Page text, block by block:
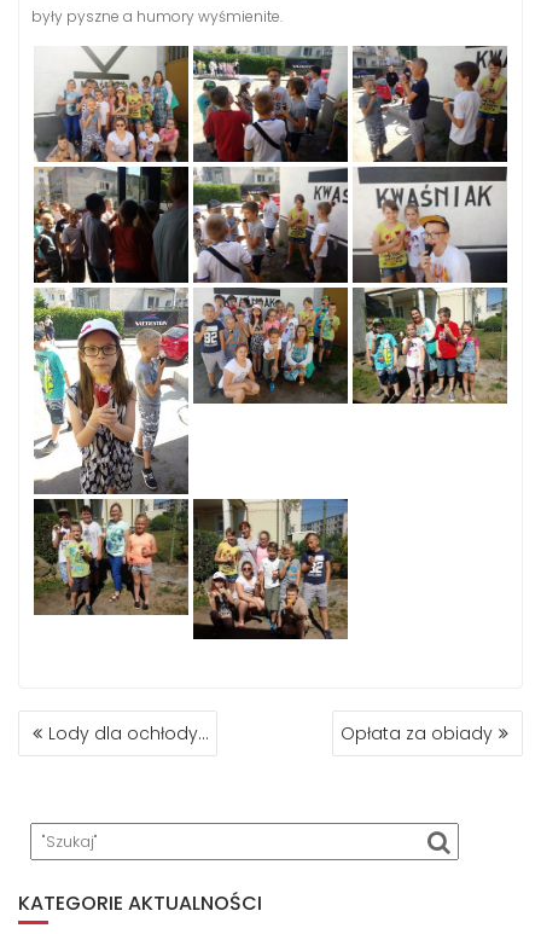
były pyszne a humory wyśmienite.
NAWIGACJA
WPISU
Lody dla ochłody… Opłata za obiady
KATEGORIE AKTUALNOŚCI